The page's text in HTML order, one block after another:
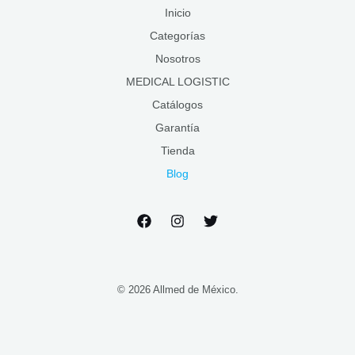
Inicio
Categorías
Nosotros
MEDICAL LOGISTIC
Catálogos
Garantía
Tienda
Blog
© 2026 Allmed de México.